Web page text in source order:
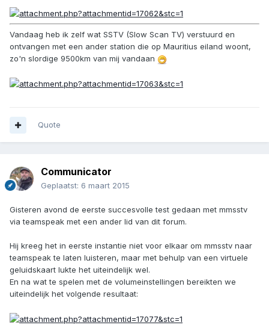
Vandaag heb ik zelf wat SSTV (Slow Scan TV) verstuurd en
ontvangen met een ander station die op Mauritius eiland woont,
zo'n slordige 9500km van mij vandaan
Quote
Communicator
Geplaatst: 6 maart 2015
Gisteren avond de eerste succesvolle test gedaan met mmsstv
via teamspeak met een ander lid van dit forum.
Hij kreeg het in eerste instantie niet voor elkaar om mmsstv naar
teamspeak te laten luisteren, maar met behulp van een virtuele
geluidskaart lukte het uiteindelijk wel.
En na wat te spelen met de volumeinstellingen bereikten we
uiteindelijk het volgende resultaat: